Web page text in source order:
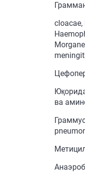
ва